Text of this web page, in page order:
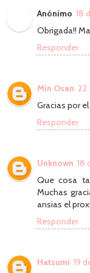
Anónimo 18
Obrigada!!
Responder
Min Osan 22
Gracias por
Responder
Unknown 18
Que cosa
Muchas
ansias el
Responder
Hatsumi 19